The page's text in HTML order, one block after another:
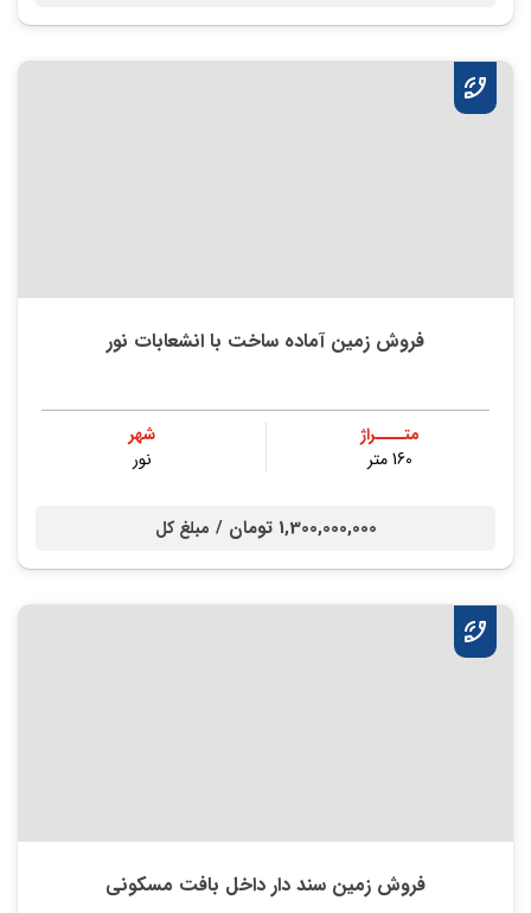
فروش زمین آماده ساخت با انشعابات نور
متــــراژ
160 متر
شهر
نور
1,300,000,000 تومان / مبلغ کل
فروش زمین سند دار داخل بافت مسکونی